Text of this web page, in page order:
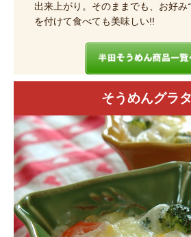
出来上がり。そのままでも、お好み
を付けて食べても美味しい!!
そうめんグラ